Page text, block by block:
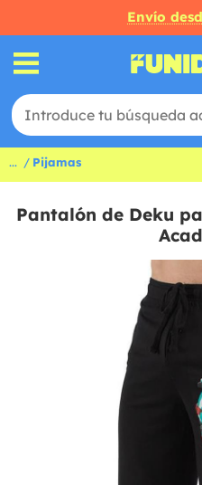
Envío
... Pijamas
Pantalón de Deku